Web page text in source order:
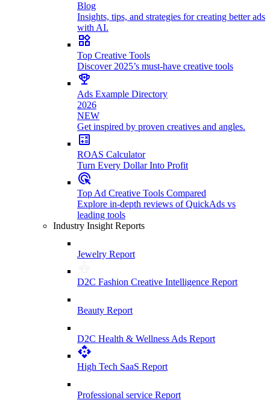
Blog
Insights, tips, and strategies for creating better ads
with AI.
Top Creative Tools
Discover 2025’s must-have creative tools
Ads Example Directory
2026
NEW
Get inspired by proven creatives and angles.
ROAS Calculator
Turn Every Dollar Into Profit
Top Ad Creative Tools Compared
Explore in-depth reviews of QuickAds vs
leading tools
Industry Insight Reports
Jewelry Report
D2C Fashion Creative Intelligence Report
Beauty Report
D2C Health & Wellness Ads Report
High Tech SaaS Report
Professional service Report